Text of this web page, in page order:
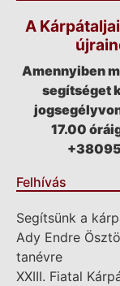
A
Amennyiben
segítséget
17.00
Felhívás
Segítsünk a
Ady Endre
tanévre
XXIII. Fiatal